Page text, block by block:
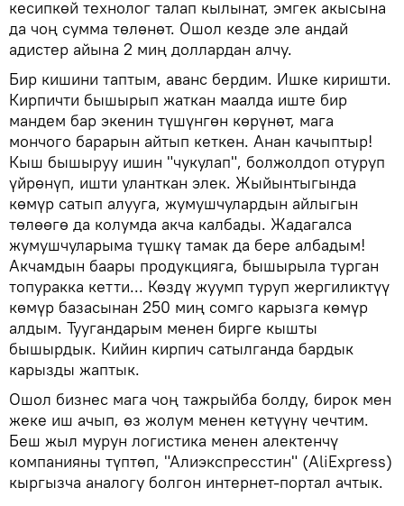
кесипкөй технолог талап кылынат, эмгек акысына
да чоң сумма төлөнөт. Ошол кезде эле андай
адистер айына 2 миң доллардан алчу.
Бир кишини таптым, аванс бердим. Ишке киришти.
Кирпичти бышырып жаткан маалда иште бир
мандем бар экенин түшүнгөн көрүнөт, мага
мончого барарын айтып кеткен. Анан качыптыр!
Кыш бышыруу ишин "чукулап", болжолдоп отуруп
үйрөнүп, ишти уланткан элек. Жыйынтыгында
көмүр сатып алууга, жумушчулардын айлыгын
төлөөгө да колумда акча калбады. Жадагалса
жумушчуларыма түшкү тамак да бере албадым!
Акчамдын баары продукцияга, бышырыла турган
топуракка кетти... Көздү жуумп туруп жергиликтүү
көмүр базасынан 250 миң сомго карызга көмүр
алдым. Туугандарым менен бирге кышты
бышырдык. Кийин кирпич сатылганда бардык
карызды жаптык.
Ошол бизнес мага чоң тажрыйба болду, бирок мен
жеке иш ачып, өз жолум менен кетүүнү чечтим.
Беш жыл мурун логистика менен алектенчү
компанияны түптөп, "Алиэкспресстин" (AliExpress)
кыргызча аналогу болгон интернет-портал ачтык.